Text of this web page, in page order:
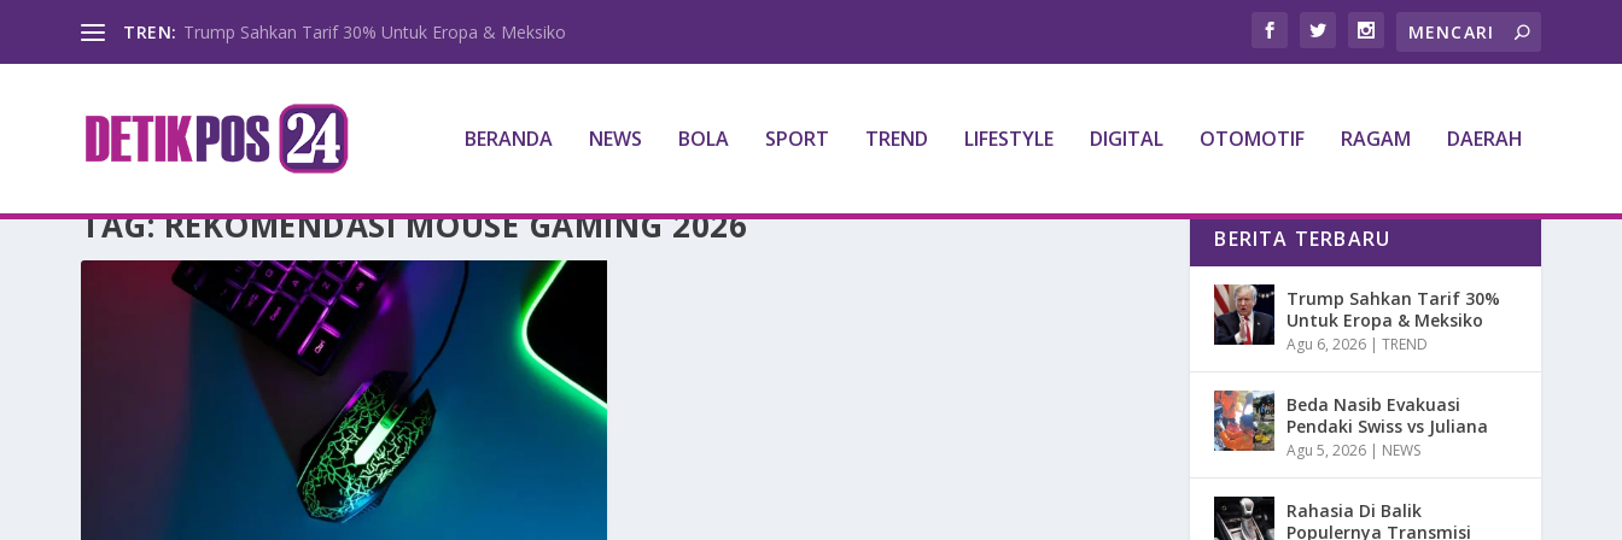
TREN: Trump Sahkan Tarif 30% Untuk Eropa & Meksiko
BERANDA NEWS BOLA SPORT TREND LIFESTYLE DIGITAL OTOMOTIF RAGAM DAERAH
TAG:REKOMENDASI MOUSE GAMING 2026 BERITA TERBARU
Trump Sahkan Tarif 30%
Untuk Eropa & Meksiko
Agu 6, 2026 |TREND
Beda Nasib Evakuasi
Pendaki Swiss vs Juliana
Agu 5, 2026 | NEWS
Rahasia Di Balik
Populernya Transmisi